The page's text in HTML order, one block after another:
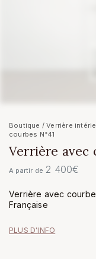
Boutique /Verrière
courbes N°41
Verrière avec
A partir de 2 400€
Verrière avec
Française
PLUS D'INFO